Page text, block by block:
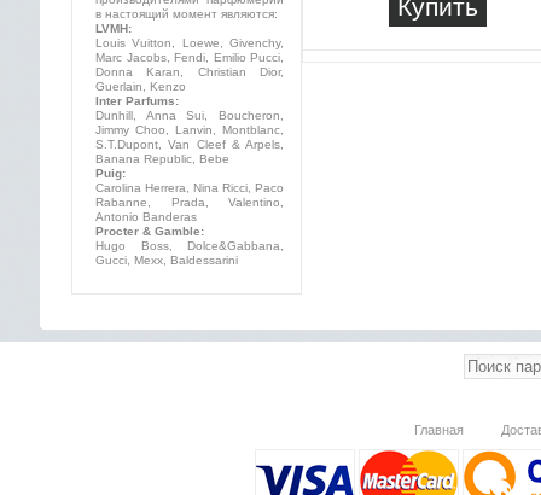
Купить
в настоящий момент являются:
LVMH:
Louis Vuitton, Loewe, Givenchy,
Marc Jacobs, Fendi, Emilio Pucci,
Donna Karan, Christian Dior,
Guerlain, Kenzo
Inter Parfums:
Dunhill, Anna Sui, Boucheron,
Jimmy Choo, Lanvin, Montblanc,
S.T.Dupont, Van Cleef & Arpels,
Banana Republic, Bebe
Puig:
Carolina Herrera, Nina Ricci, Paco
Rabanne, Prada, Valentino,
Antonio Banderas
Procter & Gamble:
Hugo Boss, Dolce&Gabbana,
Gucci, Mexx, Baldessarini
Главная